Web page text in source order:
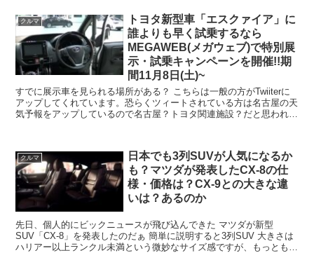
クルマ
トヨタ新型車「エスクァイア」に
誰よりも早く試乗するなら
MEGAWEB(メガウェブ)で特別展
示・試乗キャンペーンを開催!!期
間11月8日(土)~
すでに展示車を見られる場所がある？ こちらは一般の方がTwiiterに
アップしてくれています。恐らくツィートされている方は名古屋の天
気予報をアップしているので名古屋？トヨタ関連施設？だと思われま
クルマ
日本でも3列SUVが人気になるか
も？マツダが発表したCX-8の仕
様・価格は？CX-9との大きな違
いは？あるのか
先日、個人的にビックニュースが飛び込んできた マツダが新型
SUV「CX-8」を発表したのだぁ 簡単に説明すると3列SUV 大きさは
ハリアー以上ランクル未満という微妙なサイズ感ですが、もっとも特